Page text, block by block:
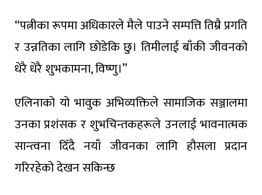
“पत्नीका रूपमा अधिकारले मैले पाउने सम्पत्ति तिम्रै प्रगति
र उन्नतिका लागि छोडेकि छु। तिमीलाई बाँकी जीवनको
धेरै धेरै शुभकामना, विष्णु।”
एलिनाको यो भावुक अभिव्यक्तिले सामाजिक सञ्जालमा
उनका प्रशंसक र शुभचिन्तकहरूले उनलाई भावनात्मक
सान्त्वना दिँदै नयाँ जीवनका लागि हौसला प्रदान
गरिरहेको देखन सकिन्छ